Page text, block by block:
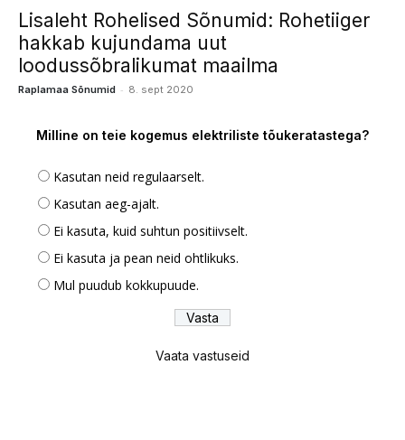
Lisaleht Rohelised Sõnumid: Rohetiiger
hakkab kujundama uut
loodussõbralikumat maailma
Raplamaa Sõnumid - 8. sept 2020
Milline on teie kogemus elektriliste tõukeratastega?
Kasutan neid regulaarselt.
Kasutan aeg-ajalt.
Ei kasuta, kuid suhtun positiivselt.
Ei kasuta ja pean neid ohtlikuks.
Mul puudub kokkupuude.
Vaata vastuseid